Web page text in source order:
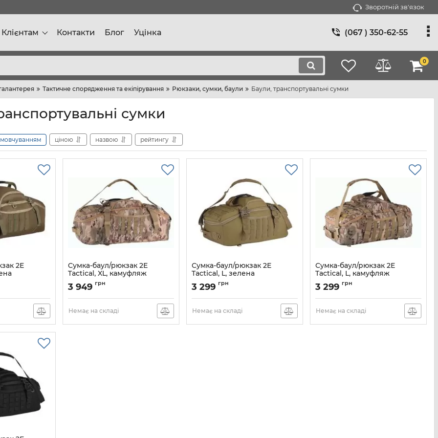
Зворотній зв'язок
Клієнтам Контакти Блог Уцінка (067 ) 350-62-55
0
Тактичне спорядження та екіпірування Рюкзаки, сумки, баули Баули, транспортувальні сумки
сумки
ціною назвою рейтингу
2Е
XL-OG
Cумка-баул/рюкзак 2Е
Tactical, XL, камуфляж
Артикул: 2E-MILDUFBKP-XL-MC
3 949 грн
Немає на складі
Сумка-баул/рюкзак 2Е
Tactical, L, зелена
Артикул: 2E-MILDUFBKP-L-OG
3 299 грн
Немає на складі
Сумка-баул/рюкзак 2Е
Tactical, L, камуфляж
Артикул: 2E-MILDUFBKP-L-MC
3 299 грн
Немає на складі